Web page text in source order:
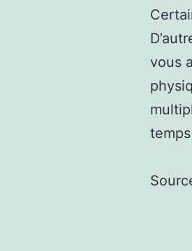
vous